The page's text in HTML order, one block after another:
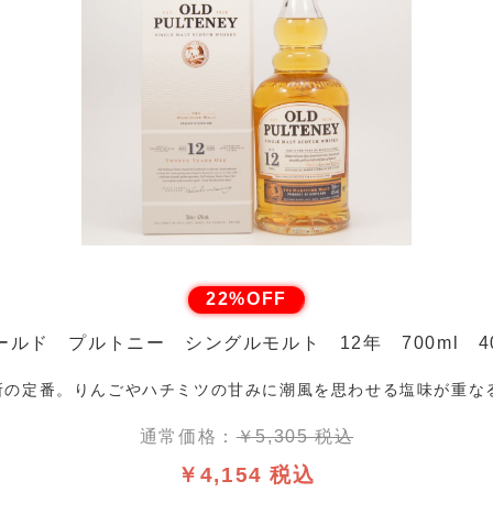
22%OFF
ルド プルトニー シングルモルト 12年 700ml
定番。りんごやハチミツの甘みに潮風を思わせる塩味が重な
通常価格：￥5,305 税込
￥4,154 税込